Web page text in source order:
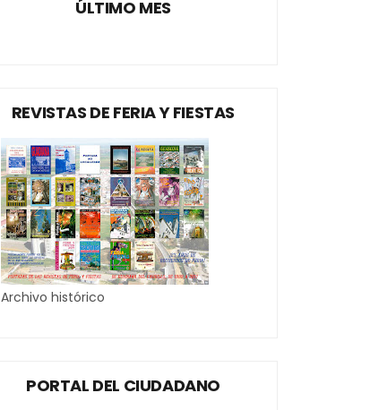
ÚLTIMO MES
REVISTAS DE FERIA Y FIESTAS
Archivo histórico
PORTAL DEL CIUDADANO